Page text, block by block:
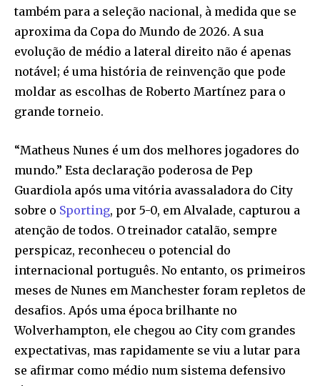
também para a seleção nacional, à medida que se
aproxima da Copa do Mundo de 2026. A sua
evolução de médio a lateral direito não é apenas
notável; é uma história de reinvenção que pode
moldar as escolhas de Roberto Martínez para o
grande torneio.
“Matheus Nunes é um dos melhores jogadores do
mundo.” Esta declaração poderosa de Pep
Guardiola após uma vitória avassaladora do City
sobre o Sporting, por 5-0, em Alvalade, capturou a
atenção de todos. O treinador catalão, sempre
perspicaz, reconheceu o potencial do
internacional português. No entanto, os primeiros
meses de Nunes em Manchester foram repletos de
desafios. Após uma época brilhante no
Wolverhampton, ele chegou ao City com grandes
expectativas, mas rapidamente se viu a lutar para
se afirmar como médio num sistema defensivo